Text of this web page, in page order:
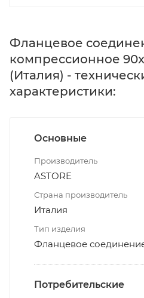
Фланцевое
компрессионное
(Италия) -
характеристики:
Основные
Производитель
ASTORE
Страна производитель
Италия
Тип изделия
Фланцевое
Потребительские